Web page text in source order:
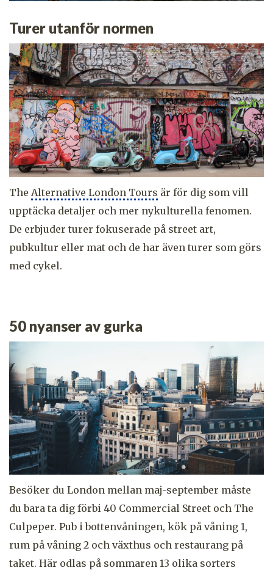
Turer utanför normen
The Alternative London Tours är för dig som vill
upptäcka detaljer och mer nykulturella fenomen.
De erbjuder turer fokuserade på street art,
pubkultur eller mat och de har även turer som görs
med cykel.
50 nyanser av gurka
Besöker du London mellan maj-september måste
du bara ta dig förbi 40 Commercial Street och The
Culpeper. Pub i bottenvåningen, kök på våning 1,
rum på våning 2 och växthus och restaurang på
taket. Här odlas på sommaren 13 olika sorters